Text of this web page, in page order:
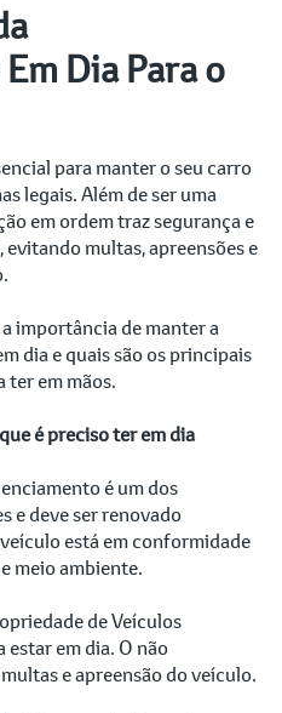
Dia Para o
para manter o seu carro
legais. Além de ser uma
em ordem traz segurança e
multas, apreensões e
importância de manter a
dia e quais são os principais
ter em mãos.
é preciso ter em dia
é um dos
e deve ser renovado
está em conformidade
meio ambiente.
de Veículos
em dia. O não
e apreensão do veículo.